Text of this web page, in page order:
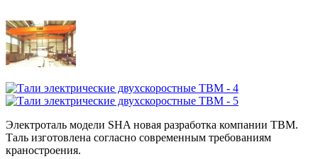
Электроталь модели SHA новая разработка компании TBM.
Таль изготовлена согласно современным требованиям
краностроения.